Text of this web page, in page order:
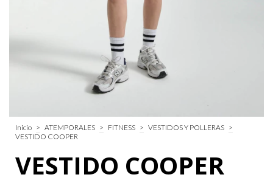
Inicio > ATEMPORALES > FITNESS > VESTIDOS Y POLLERAS >
VESTIDO COOPER
VESTIDO COOPER